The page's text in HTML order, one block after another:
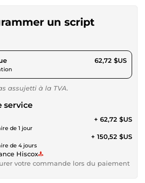
un script
pour 57,81 $US 62,72 $US
assujetti à la TVA.
service
de 1 jour
+ 62,72 $US
de 4 jours
+ 150,52 $US
Hiscox
votre commande lors du paiement